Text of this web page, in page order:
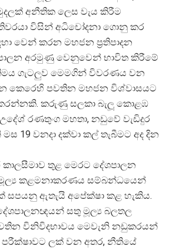
අනීතික ලෙස වැය කිරීම
විසින් අධිචෝදනා ගොනු කර
වෙන් කරන මහජන ප්රතිපාදන
අරමුණු වෙනුවෙන් භාවිත කිරීමේ
ගැටලුව මෙමගින් විවරණය වන
කෙරෙහි පවතින මහජන විශ්වාසයට
කරන්නකි. කරුණු සලකා බැලූ කොළඹ
රණතුංග මහතා, නඩුවේ වැඩිදුර
19 වනදා දක්වා කල් තැබීමට අද දින
තුළ මෙරට දේශපාලන
මූල් ය කළමනාකරණය සම්බන්ධයෙන්
සපයනු ඇතැයි අපේක්ෂා කළ හැකිය.
දේශපාලනඥයන් සතු මූල් ය බලතල
විනිවිදභාවය මෙවැනි නඩුකරයන්
ලක් වන අතර, නීතියේ